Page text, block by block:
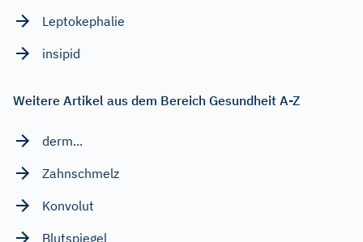
Leptokephalie
insipid
Weitere Artikel aus dem Bereich Gesundheit A-Z
derm...
Zahnschmelz
Konvolut
Blutspiegel